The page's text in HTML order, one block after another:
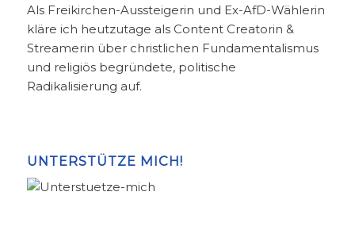
Als Freikirchen-Aussteigerin und Ex-AfD-Wählerin
kläre ich heutzutage als Content Creatorin &
Streamerin über christlichen Fundamentalismus
und religiös begründete, politische
Radikalisierung auf.
UNTERSTÜTZE MICH!